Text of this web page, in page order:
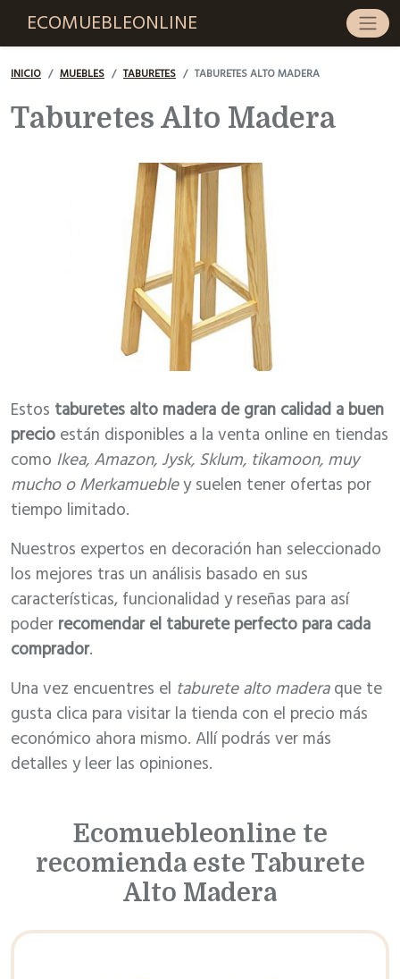
ECOMUEBLEONLINE
INICIO MUEBLES TABURETES TABURETES ALTO MADERA
Taburetes Alto Madera
Estos taburetes alto madera de gran calidad a buen
precio están disponibles a la venta online en tiendas
como Ikea, Amazon, Jysk, Sklum, tikamoon, muy
mucho o Merkamuebley suelen tener ofertas por
tiempo limitado.
Nuestros expertos en decoración han seleccionado
los mejores tras un análisis basado en sus
características, funcionalidad y reseñas para así
poder recomendar el taburete perfecto para cada
comprador.
Una vez encuentres el taburete alto maderaque te
gusta clica para visitar la tienda con el precio más
económico ahora mismo. Allí podrás ver más
detalles y leer las opiniones.
Ecomuebleonline te
recomienda este Taburete
Alto Madera